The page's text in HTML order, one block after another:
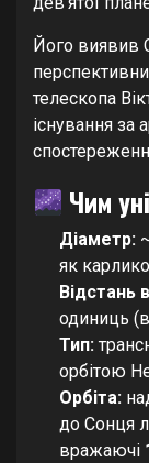
Його виявив
телескопа
існування за
Чим
Діаметр:
як
Відстань
одиниць
Тип:
орбітою
Орбіта:
до Сонця
вражаючі